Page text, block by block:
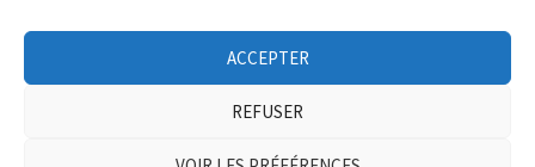
ACCEPTER
REFUSER
Les informations et tarifs donnés sur ce site sont à titre
informatif et indicatif et non contractuels.